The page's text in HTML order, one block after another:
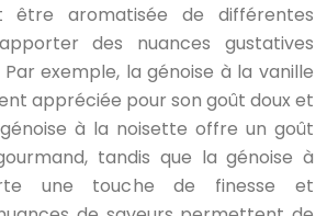
être aromatisée de différentes
des nuances gustatives
exemple, la génoise à la vanille
appréciée pour son goût doux et
à la noisette offre un goût
tandis que la génoise à
une touche de finesse et